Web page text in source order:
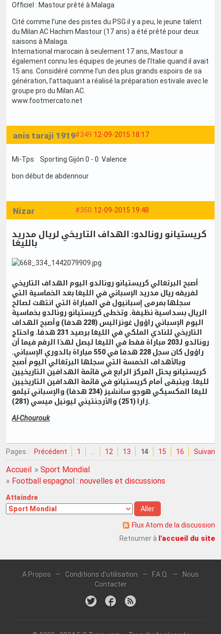
Officiel : Mastour prêté à Malaga
Cité comme l’une des pistes du PSG il y a peu, le jeune talent
du Milan AC Hachim Mastour (17 ans) a été prêté pour deux
saisons à Malaga.
International marocain à seulement 17 ans, Mastour a
également connu les équipes de jeunes de l’Italie quand il avait
15 ans. Considéré comme l’un des plus grands espoirs de sa
génération, l’attaquant a réalisé la préparation estivale avec le
groupe pro du Milan AC.
www.footmercato.net
#349 12-09-2015 18:17
anis taraji 1919
Mi-Tps Sporting Gijón 0 - 0 Valence
bon début de abdennour
#350 12-09-2015 19:48
Nizar
كريستيانو رونالدو: الهداف التاريخي لريال مدريد
بالليغا
أصبح البرتغالي كريستيانو رونالدو اليوم الهداف التاريخي
لفريقه ريال مدريد الإسباني في الليغا بعد الخماسية التي
سجلها بمرمى إسبانيول في المباراة التي انتهت لصالح
الريال بسداسية نظيفة. وتخطى كريستيانو رونالدو بخماسية
اليوم الإسباني راؤول غونزاليس (228 هدفا) وأصبح الهداف
التاريخي للنادي الملكي في الليغا برصيد 231 هدفا. واحتاج
رونالدو لـ203 مباراة فقط في الليغا ليصل لهذا الرقم فيما أن
راؤول كان سجل 228 هدفا في 550 مباراة بالدوري الإسباني.
وبالأهداف الخمسة التي سجلها البرتغالي اليوم أصبح
كريستيانو يحتل المركز الرابع في قائمة الهدافين التاريخيين
لليغا. ويتبقى أمام كريستيانو في قائمة الهدافين التاريخيين
لليغا المكسيكي هوجو سانشيز (234 هدفا) والإسباني تيلمو
زارا (251) والأرجنتيني ليونيل ميسي (281).
Al-Chourouk
Pages : Précédent 1 12 13 14 15 16 Suivant
Accueil »Sport Mondial
» Football espagnol : nouvelles et discussions
Atteindre
Flux Atom de la discussion
Retourner à l'accueil du site
A Propos — Conditions d'utilisation — F.A.Q. —
Nous
Contacter